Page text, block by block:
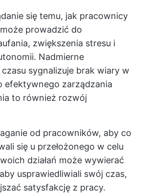
się temu, jak pracownicy
prowadzić do
zwiększenia stresu i
Nadmierne
sygnalizuje brak wiary w
efektywnego zarządzania
to również rozwój
od pracowników, aby co
się u przełożonego w celu
działań może wywierać
usprawiedliwiali swój czas,
satysfakcję z pracy.